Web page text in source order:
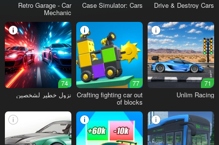
Drive & Destroy Cars
Case Simulator: Cars
Retro Garage - Car
Mechanic
71
Unlim Racing
77
Crafting fighting car out
of blocks
74
نزول خطير لشخصين